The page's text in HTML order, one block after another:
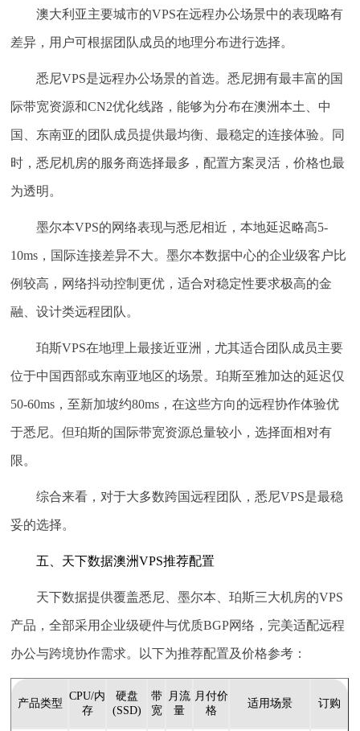
澳大利亚主要城市的VPS在远程办公场景中的表现略有
差异，用户可根据团队成员的地理分布进行选择。
悉尼VPS是远程办公场景的首选。悉尼拥有最丰富的国
际带宽资源和CN2优化线路，能够为分布在澳洲本土、中
国、东南亚的团队成员提供最均衡、最稳定的连接体验。同
时，悉尼机房的服务商选择最多，配置方案灵活，价格也最
为透明。
墨尔本VPS的网络表现与悉尼相近，本地延迟略高5-
10ms，国际连接差异不大。墨尔本数据中心的企业级客户比
例较高，网络抖动控制更优，适合对稳定性要求极高的金
融、设计类远程团队。
珀斯VPS在地理上最接近亚洲，尤其适合团队成员主要
位于中国西部或东南亚地区的场景。珀斯至雅加达的延迟仅
50-60ms，至新加坡约80ms，在这些方向的远程协作体验优
于悉尼。但珀斯的国际带宽资源总量较小，选择面相对有
限。
综合来看，对于大多数跨国远程团队，悉尼VPS是最稳
妥的选择。
五、天下数据澳洲VPS推荐配置
天下数据提供覆盖悉尼、墨尔本、珀斯三大机房的VPS
产品，全部采用企业级硬件与优质BGP网络，完美适配远程
办公与跨境协作需求。以下为推荐配置及价格参考：
产品类型
CPU/内
存
硬盘
(SSD)
带
宽
月流
量
月付价
格
适用场景 订购